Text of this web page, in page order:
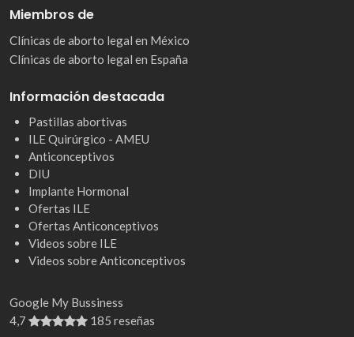
Miembros de
Clínicas de aborto legal en México
Clínicas de aborto legal en España
Información destacada
Pastillas abortivas
ILE Quirúrgico - AMEU
Anticonceptivos
DIU
Implante Hormonal
Ofertas ILE
Ofertas Anticonceptivos
Videos sobre ILE
Videos sobre Anticonceptivos
Google My Bussiness
4,7
185 reseñas